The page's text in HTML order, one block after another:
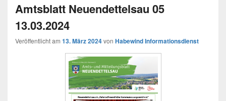
Amtsblatt Neuendettelsau 05
13.03.2024
Veröffentlicht am 13. März 2024von Habewind Informationsdienst